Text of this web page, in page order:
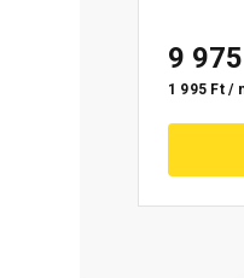
9
1 995 Ft /